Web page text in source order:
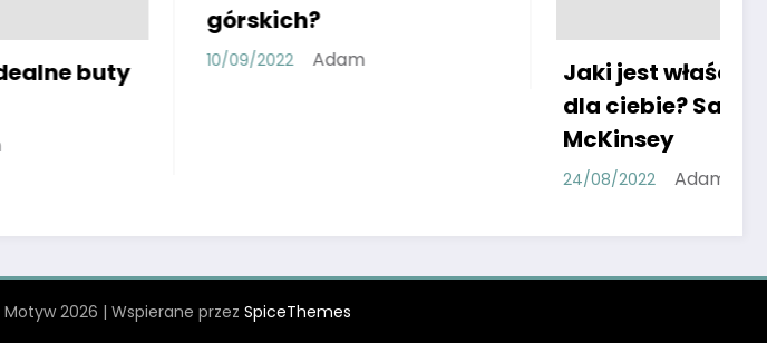
10/09/2022
Jaki jest właściwy but
dla ciebie? Sandały
Motyw 2026 | Wspierane przez SpiceThemes